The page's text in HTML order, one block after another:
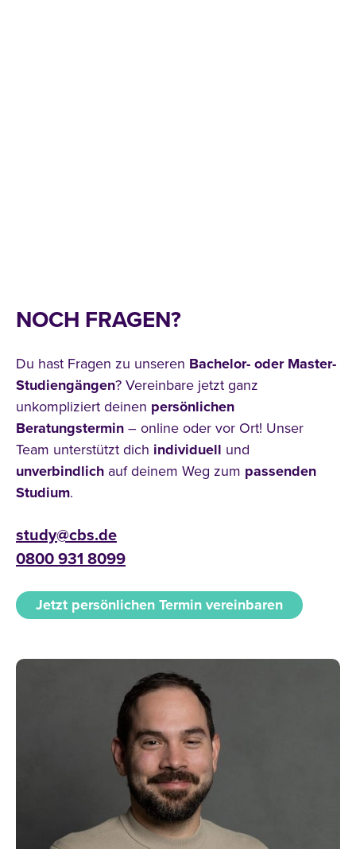
NOCH FRAGEN?
Du hast Fragen zu unseren Bachelor- oder Master-
Studiengängen? Vereinbare jetzt ganz
unkompliziert deinen persönlichen
Beratungstermin – online oder vor Ort! Unser
Team unterstützt dich individuell und
unverbindlich auf deinem Weg zum passenden
Studium.
study@cbs.de
0800 931 8099
Jetzt persönlichen Termin vereinbaren